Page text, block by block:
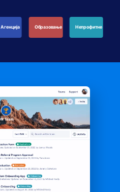
Агенција Образовање Непрофитне